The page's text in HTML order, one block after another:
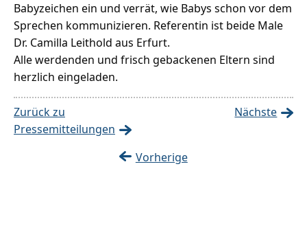
Babyzeichen ein und verrät, wie Babys schon vor dem
Sprechen kommunizieren. Referentin ist beide Male
Dr. Camilla Leithold aus Erfurt.
Alle werdenden und frisch gebackenen Eltern sind
herzlich eingeladen.
Vorherige
Zurück zu
Pressemitteilungen
Nächste